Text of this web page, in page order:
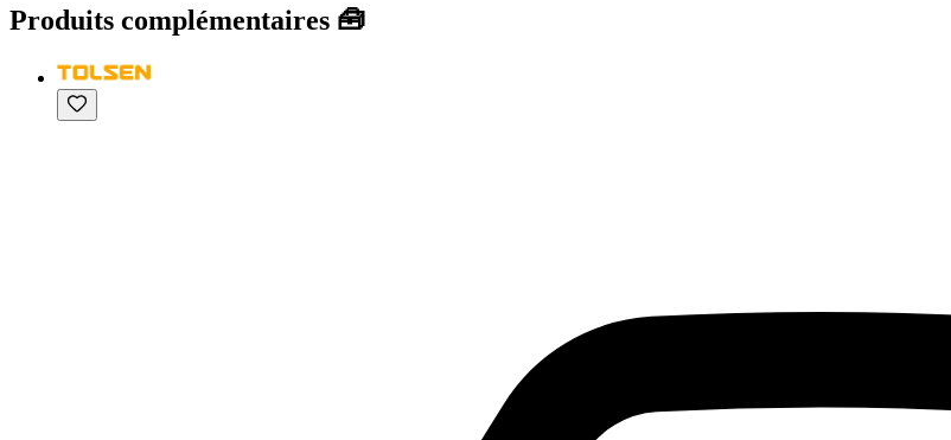
Produits complémentaires 🧰